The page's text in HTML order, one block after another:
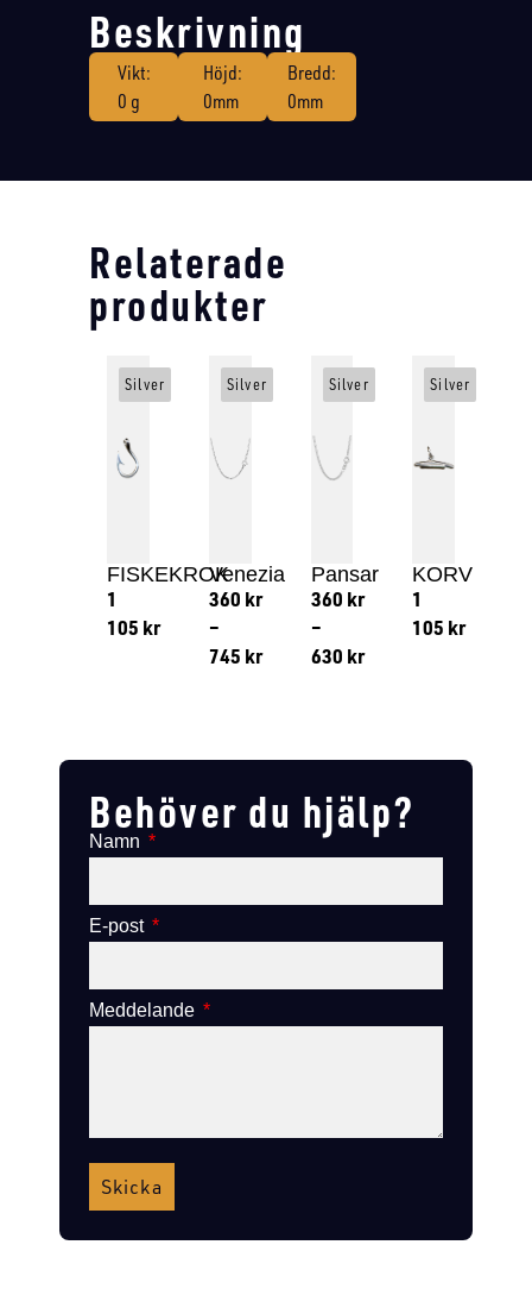
Beskrivning
Vikt:
0 g
Höjd:
0mm
Bredd:
0mm
Relaterade
produkter
FISKEKROK
1
105 kr
Silver
Venezia
360 kr
–
745 kr
Silver
Pansar
360 kr
–
630 kr
Silver
KORV
1
105 kr
Silver
Behöver du hjälp?
Namn
E-post
Meddelande
Skicka